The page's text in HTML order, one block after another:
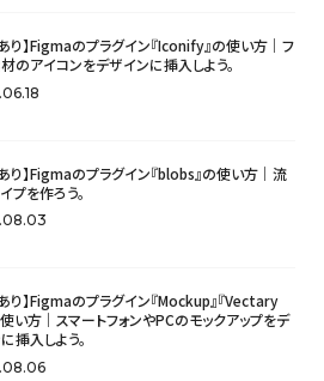
り】Figmaのプラグイン『Iconify』の使い方｜フ
のアイコンをデザインに挿入しよう。
り】Figmaのプラグイン『blobs』の使い方｜流
プを作ろう。
り】Figmaのプラグイン『Mockup』『Vectary
い方｜スマートフォンやPCのモックアップをデ
挿入しよう。